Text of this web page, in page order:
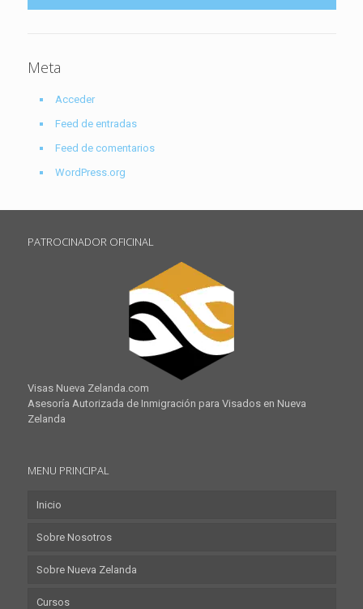
Meta
Acceder
Feed de entradas
Feed de comentarios
WordPress.org
PATROCINADOR OFICINAL
Visas Nueva Zelanda.com
Asesoría Autorizada de Inmigración para Visados en Nueva
Zelanda
MENU PRINCIPAL
Inicio
Sobre Nosotros
Sobre Nueva Zelanda
Cursos